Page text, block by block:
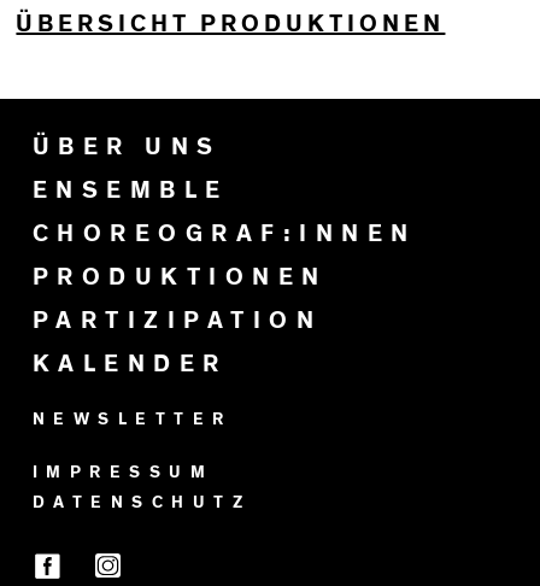
ÜBERSICHT PRODUKTIONEN
ÜBER UNS
ENSEMBLE
CHOREOGRAF:INNEN
PRODUKTIONEN
PARTIZIPATION
KALENDER
NEWSLETTER
IMPRESSUM
DATENSCHUTZ